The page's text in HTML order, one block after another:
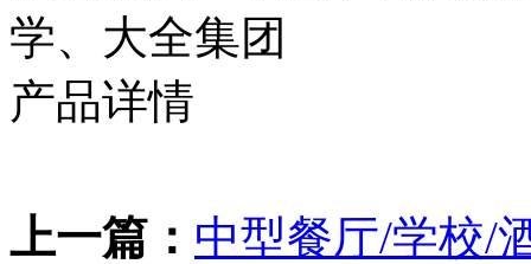
学、大全集团
产品详情
上一篇： 中型餐厅/学校/